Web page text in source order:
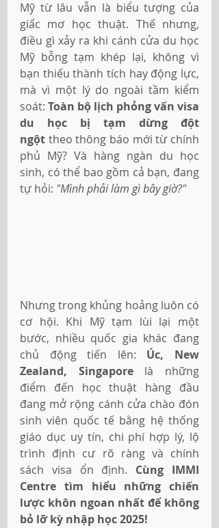
Mỹ từ lâu vẫn là biểu tượng của
giấc mơ học thuật. Thế nhưng,
điều gì xảy ra khi cánh cửa du học
Mỹ bỗng tạm khép lại, không vì
bạn thiếu thành tích hay động lực,
mà vì một lý do ngoài tầm kiểm
soát: Toàn bộ lịch phỏng vấn visa
du học bị tạm dừng đột
ngột theo thông báo mới từ chính
phủ Mỹ? Và hàng ngàn du học
sinh, có thể bao gồm cả bạn, đang
tự hỏi: "Mình phải làm gì bây giờ?"
Nhưng trong khủng hoảng luôn có
cơ hội. Khi Mỹ tạm lùi lại một
bước, nhiều quốc gia khác đang
chủ động tiến lên: Úc, New
Zealand, Singapore là những
điểm đến học thuật hàng đầu
đang mở rộng cánh cửa chào đón
sinh viên quốc tế bằng hệ thống
giáo dục uy tín, chi phí hợp lý, lộ
trình định cư rõ ràng và chính
sách visa ổn định. Cùng IMMI
Centre tìm hiểu những chiến
lược khôn ngoan nhất để không
bỏ lỡ kỳ nhập học 2025!